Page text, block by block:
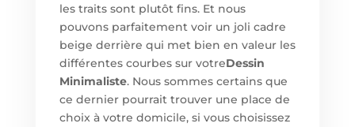
les traits sont plutôt fins. Et nous
pouvons parfaitement voir un joli cadre
beige derrière qui met bien en valeur les
différentes courbes sur votreDessin
Minimaliste. Nous sommes certains que
ce dernier pourrait trouver une place de
choix à votre domicile, si vous choisissez